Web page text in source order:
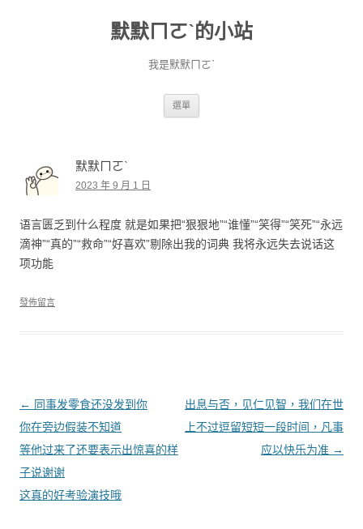
默默ㄇㄛˋ的小站
我是默默ㄇㄛˋ
選單
默默ㄇㄛˋ
2023 年 9 月 1 日
语言匮乏到什么程度 就是如果把“狠狠地”“谁懂”“笑得”“笑死”“永远
滴神”“真的”“救命”“好喜欢”剔除出我的词典 我将永远失去说话这
项功能
發佈留言
文章導覽
← 同事发零食还没发到你
你在旁边假装不知道
等他过来了还要表示出惊喜的样
子说谢谢
这真的好考验演技哦
出息与否，见仁见智，我们在世
上不过逗留短短一段时间，凡事
应以快乐为准 →